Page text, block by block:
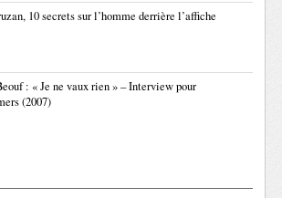
10 secrets sur l’homme derrière l’affiche
: « Je ne vaux rien » – Interview pour
(2007)